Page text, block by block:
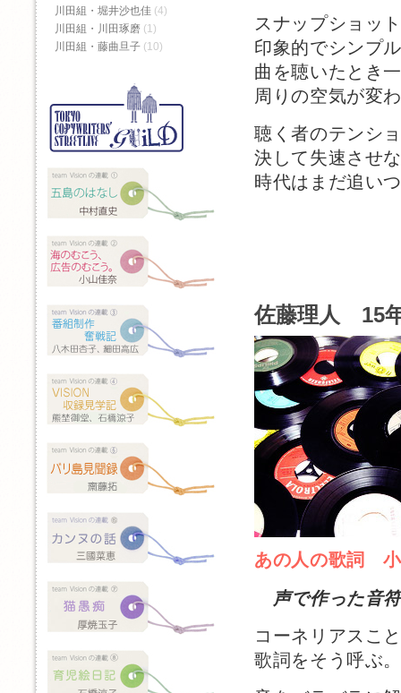
スナップショッ
印象的でシンプ
曲を聴いたとき
周りの空気が変
聴く者のテンシ
決して失速させ
時代はまだ追い
佐藤理人 15
あの人の歌詞
声で作った音
コーネリアスこ
歌詞をそう呼ぶ
川田組・堀井沙也佳 (4)
川田組・川田琢磨 (1)
川田組・藤曲旦子 (10)